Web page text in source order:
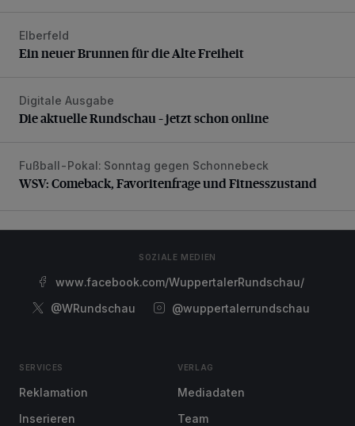
Ein neuer Brunnen für die Alte Freiheit
Elberfeld
Ein neuer Brunnen für die Alte Freiheit
Die aktuelle Rundschau – jetzt schon online
Digitale Ausgabe
Die aktuelle Rundschau – jetzt schon online
WSV: Comeback, Favoritenfrage und Fitnesszustand
Fußball-Pokal: Sonntag gegen Schonnebeck
WSV: Comeback, Favoritenfrage und Fitnesszustand
SOZIALE MEDIEN
www.facebook.com/WuppertalerRundschau/
@WRundschau
@wuppertalerrundschau
SERVICES
Reklamation
Inserieren
VERLAG
Mediadaten
Team